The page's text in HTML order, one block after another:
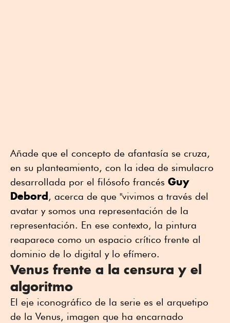
Añade que el concepto de afantasía se cruza,
en su planteamiento, con la idea de simulacro
desarrollada por el filósofo francés Guy
Debord , acerca de que "vivimos a través del
avatar y somos una representación de la
representación. En ese contexto, la pintura
reaparece como un espacio crítico frente al
dominio de lo digital y lo efímero.
Venus frente a la censura y el
algoritmo
El eje iconográfico de la serie es el arquetipo
de la Venus, imagen que ha encarnado